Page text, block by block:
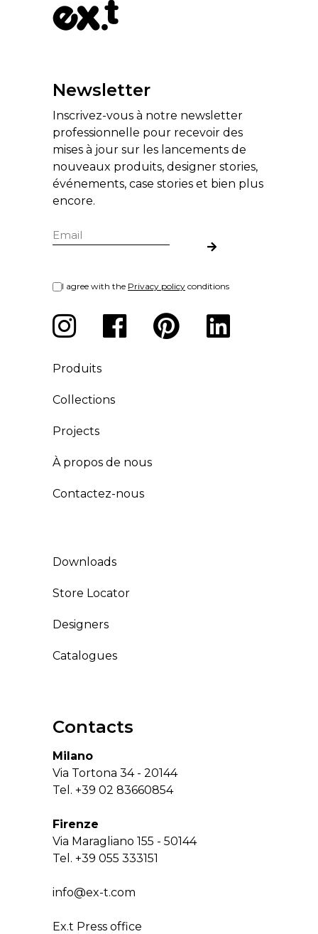
Newsletter
Inscrivez-vous à notre newsletter
professionnelle pour recevoir des
mises à jour sur les lancements de
nouveaux produits, designer stories,
événements, case stories et bien plus
encore.
I agree with the Privacy policy conditions
Produits
Collections
Projects
À propos de nous
Contactez-nous
Downloads
Store Locator
Designers
Catalogues
Contacts
Milano
Via Tortona 34 - 20144
Tel. +39 02 83660854
Firenze
Via Maragliano 155 - 50144
Tel. +39 055 333151
info@ex-t.com
Ex.t Press office